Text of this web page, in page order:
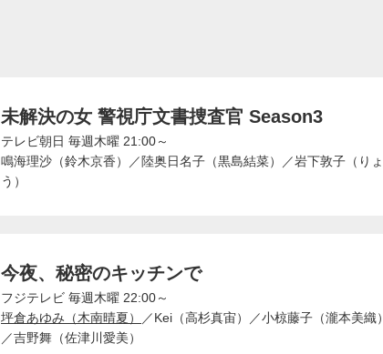
未解決の女 警視庁文書捜査官 Season3
テレビ朝日 毎週木曜 21:00～
鳴海理沙（鈴木京香）
／陸奥日名子（黒島結菜） ／岩下敦子（りょ
う）
今夜、秘密のキッチンで
フジテレビ 毎週木曜 22:00～
坪倉あゆみ（木南晴夏）
／Kei（高杉真宙） ／小椋藤子（瀧本美織）
／吉野舞（佐津川愛美）